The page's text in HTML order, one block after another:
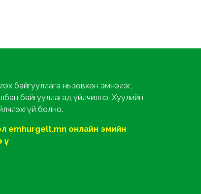
байгууллага нь зөвхөн эмнэлэг,
байгууллагад үйлчилнэ. Хуулийн
болно.
emhurgelt.mn онлайн эмийн